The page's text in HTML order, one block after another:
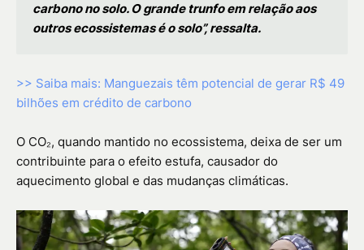
carbono no solo. O grande trunfo em relação aos
outros ecossistemas é o solo”, ressalta.
>> Saiba mais: Manguezais têm potencial de gerar R$ 49
bilhões em crédito de carbono
O CO₂, quando mantido no ecossistema, deixa de ser um
contribuinte para o efeito estufa, causador do
aquecimento global e das mudanças climáticas.